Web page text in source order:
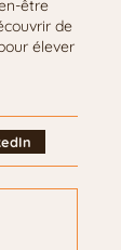
être
de
élever